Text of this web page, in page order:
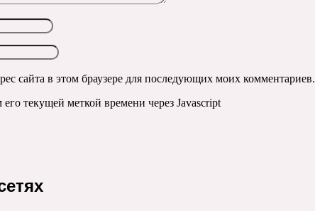
сайта в этом браузере для последующих моих комментариев.
его текущей меткой времени через Javascript